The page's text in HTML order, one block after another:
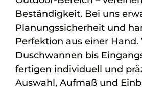
Beständigkeit. Bei uns
Planungssicherheit und
Perfektion aus einer Hand.
Duschwannen bis
fertigen individuell und
Auswahl, Aufmaß und